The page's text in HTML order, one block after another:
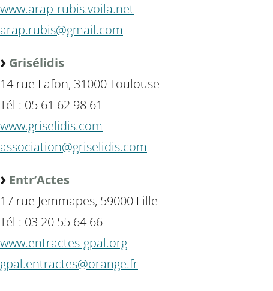
www.arap-rubis.voila.net
arap.rubis@gmail.com
Grisélidis
14 rue Lafon, 31000 Toulouse
Tél : 05 61 62 98 61
www.griselidis.com
association@griselidis.com
Entr’Actes
17 rue Jemmapes, 59000 Lille
Tél : 03 20 55 64 66
www.entractes-gpal.org
gpal.entractes@orange.fr